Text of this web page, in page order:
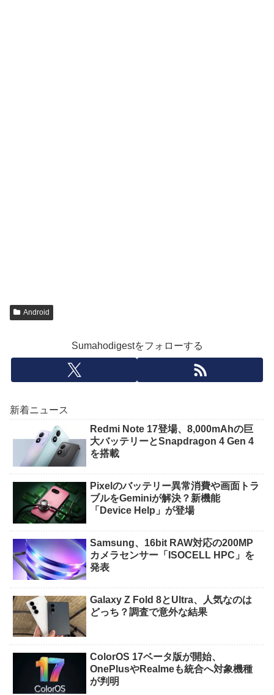
Android
Sumahodigestをフォローする
新着ニュース
Redmi Note 17登場、8,000mAhの巨
大バッテリーとSnapdragon 4 Gen 4
を搭載
Pixelのバッテリー異常消費や画面トラ
ブルをGeminiが解決？新機能
「Device Help」が登場
Samsung、16bit RAW対応の200MP
カメラセンサー「ISOCELL HPC」を
発表
Galaxy Z Fold 8とUltra、人気なのは
どっち？調査で意外な結果
ColorOS 17ベータ版が開始、
OnePlusやRealmeも統合へ対象機種
が判明